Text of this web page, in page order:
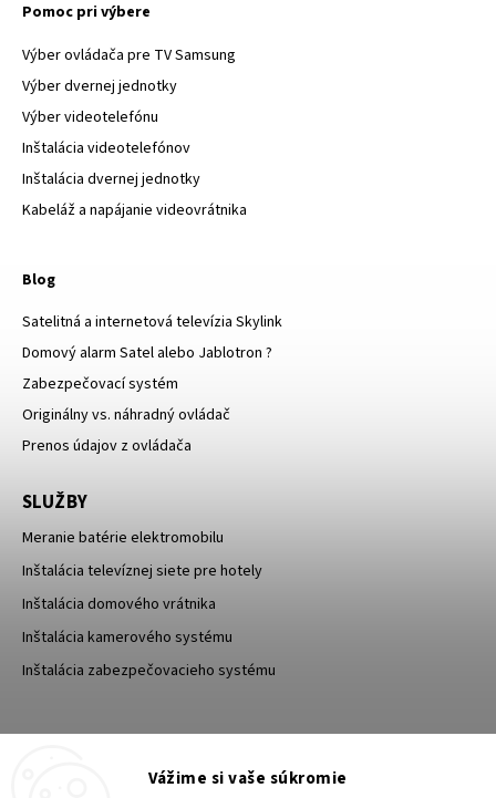
Vážime si vaše súkromie
Pomoc pri výbere
Výber ovládača pre TV Samsung
Výber dvernej jednotky
Výber videotelefónu
Inštalácia videotelefónov
Inštalácia dvernej jednotky
Kabeláž a napájanie videovrátnika
Blog
Satelitná a internetová televízia Skylink
Domový alarm Satel alebo Jablotron ?
Zabezpečovací systém
Originálny vs. náhradný ovládač
Prenos údajov z ovládača
SLUŽBY
Meranie batérie elektromobilu
Inštalácia televíznej siete pre hotely
Inštalácia domového vrátnika
Inštalácia kamerového systému
Inštalácia zabezpečovacieho systému